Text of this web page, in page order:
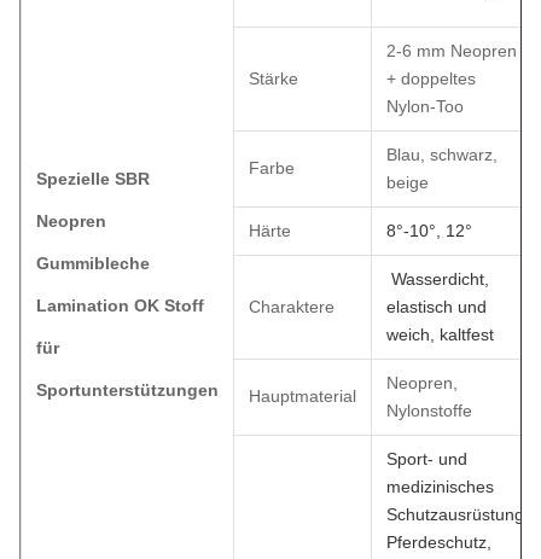
Spezielle SBR
Neopren
Gummibleche
Lamination OK Stoff
für
Sportunterstützungen
Stärke
2-6 mm Neopren
+ doppeltes
Nylon-Too
Farbe
Blau, schwarz,
beige
Härte 8°-10°, 12°
Charaktere
Wasserdicht,
elastisch und
weich, kaltfest
Hauptmaterial
Neopren,
Nylonstoffe
Sport- und
medizinisches
Schutzausrüstung,
Pferdeschutz,